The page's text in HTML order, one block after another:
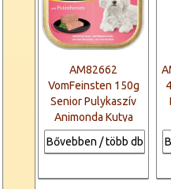
AM82662
VomFeinsten 150g
Senior Pulykaszív
Animonda Kutya
Bővebben / több db